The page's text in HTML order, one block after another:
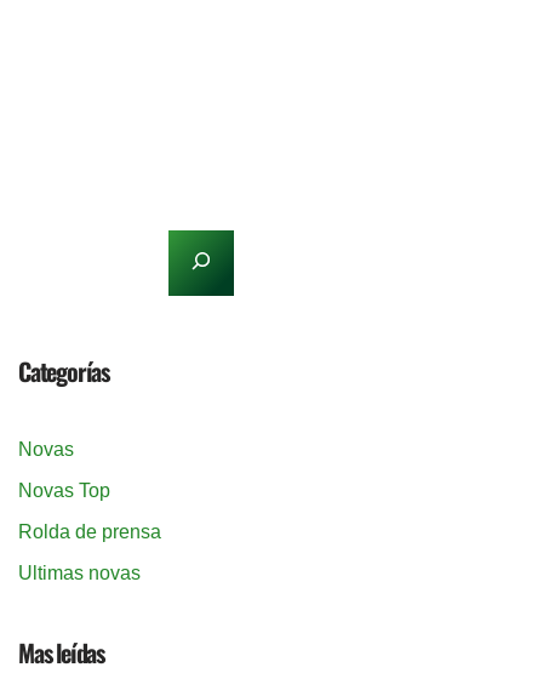
Categorías
Novas
Novas Top
Rolda de prensa
Ultimas novas
Mas leídas